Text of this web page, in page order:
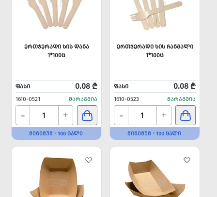
ᲔᲠᲗᲯᲔᲠᲐᲓᲘ ᲮᲘᲡ ᲓᲐᲜᲐ
1*100Ც
ᲤᲐᲡᲘ 0.08 ₾
1610-0521 ᲛᲐᲠᲐᲒᲨᲘᲐ
- +
ᲛᲘᲜᲘᲛᲣᲛ - 100 ᲪᲐᲚᲘ
ᲔᲠᲗᲯᲔᲠᲐᲓᲘ ᲮᲘᲡ ᲩᲐᲜᲒᲐᲚᲘ
1*100Ც
ᲤᲐᲡᲘ 0.08 ₾
1610-0523 ᲛᲐᲠᲐᲒᲨᲘᲐ
- +
ᲛᲘᲜᲘᲛᲣᲛ - 100 ᲪᲐᲚᲘ